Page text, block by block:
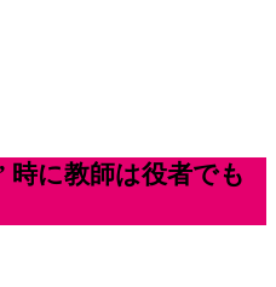
時に教師は役者でも